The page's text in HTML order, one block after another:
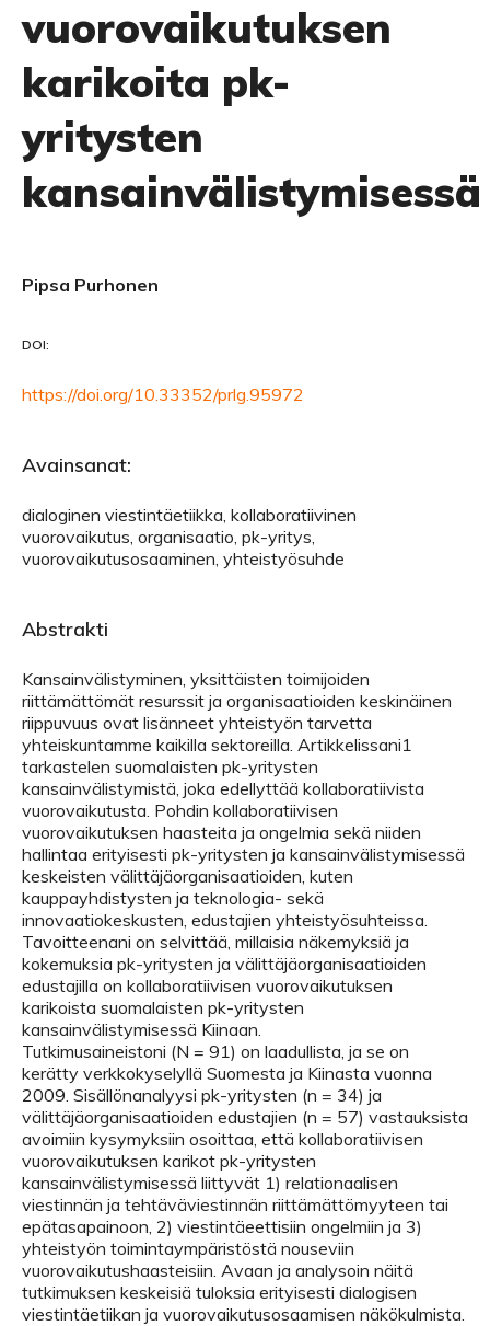
vuorovaikutuksen
karikoita pk-
yritysten
kansainvälistymisessä
Pipsa Purhonen
DOI:
https://doi.org/10.33352/prlg.95972
Avainsanat:
dialoginen viestintäetiikka, kollaboratiivinen
vuorovaikutus, organisaatio, pk-yritys,
vuorovaikutusosaaminen, yhteistyösuhde
Abstrakti
Kansainvälistyminen, yksittäisten toimijoiden
riittämättömät resurssit ja organisaatioiden keskinäinen
riippuvuus ovat lisänneet yhteistyön tarvetta
yhteiskuntamme kaikilla sektoreilla. Artikkelissani1
tarkastelen suomalaisten pk-yritysten
kansainvälistymistä, joka edellyttää kollaboratiivista
vuorovaikutusta. Pohdin kollaboratiivisen
vuorovaikutuksen haasteita ja ongelmia sekä niiden
hallintaa erityisesti pk-yritysten ja kansainvälistymisessä
keskeisten välittäjäorganisaatioiden, kuten
kauppayhdistysten ja teknologia- sekä
innovaatiokeskusten, edustajien yhteistyösuhteissa.
Tavoitteenani on selvittää, millaisia näkemyksiä ja
kokemuksia pk-yritysten ja välittäjäorganisaatioiden
edustajilla on kollaboratiivisen vuorovaikutuksen
karikoista suomalaisten pk-yritysten
kansainvälistymisessä Kiinaan.
Tutkimusaineistoni (N = 91) on laadullista, ja se on
kerätty verkkokyselyllä Suomesta ja Kiinasta vuonna
2009. Sisällönanalyysi pk-yritysten (n = 34) ja
välittäjäorganisaatioiden edustajien (n = 57) vastauksista
avoimiin kysymyksiin osoittaa, että kollaboratiivisen
vuorovaikutuksen karikot pk-yritysten
kansainvälistymisessä liittyvät 1) relationaalisen
viestinnän ja tehtäväviestinnän riittämättömyyteen tai
epätasapainoon, 2) viestintäeettisiin ongelmiin ja 3)
yhteistyön toimintaympäristöstä nouseviin
vuorovaikutushaasteisiin. Avaan ja analysoin näitä
tutkimuksen keskeisiä tuloksia erityisesti dialogisen
viestintäetiikan ja vuorovaikutusosaamisen näkökulmista.